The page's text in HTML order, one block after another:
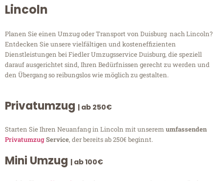
Lincoln
Planen Sie einen Umzug oder Transport von Duisburg nach Lincoln?
Entdecken Sie unsere vielfältigen und kosteneffizienten
Dienstleistungen bei Fiedler Umzugsservice Duisburg, die speziell
darauf ausgerichtet sind, Ihren Bedürfnissen gerecht zu werden und
den Übergang so reibungslos wie möglich zu gestalten.
Privatumzug | ab 250€
Starten Sie Ihren Neuanfang in Lincoln mit unserem umfassenden
PrivatumzugService, der bereits ab 250€ beginnt.
Mini Umzug | ab 100€